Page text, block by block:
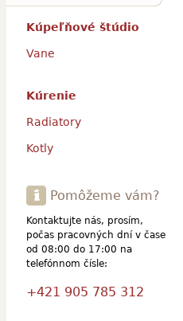
Kúpeľňové štúdio
Vane
Kúrenie
Radiatory
Kotly
Pomôžeme vám?
Kontaktujte nás, prosím,
počas pracovných dní v čase
od 08:00 do 17:00 na
telefónnom čísle:
+421 905 785 312